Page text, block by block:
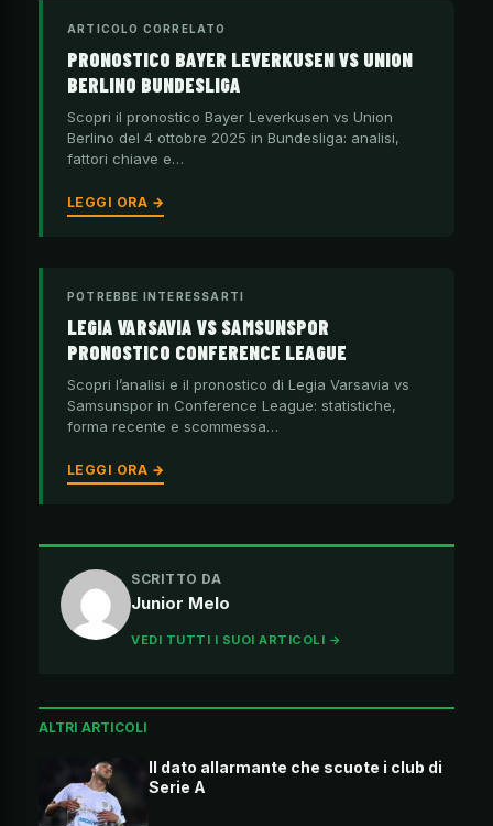
ARTICOLO CORRELATO
PRONOSTICO BAYER LEVERKUSEN VS UNION
BERLINO BUNDESLIGA
Scopri il pronostico Bayer Leverkusen vs Union
Berlino del 4 ottobre 2025 in Bundesliga: analisi,
fattori chiave e…
LEGGI ORA →
POTREBBE INTERESSARTI
LEGIA VARSAVIA VS SAMSUNSPOR
PRONOSTICO CONFERENCE LEAGUE
Scopri l’analisi e il pronostico di Legia Varsavia vs
Samsunspor in Conference League: statistiche,
forma recente e scommessa…
LEGGI ORA →
SCRITTO DA
Junior Melo
VEDI TUTTI I SUOI ARTICOLI →
ALTRI ARTICOLI
Il dato allarmante che scuote i club di
Serie A